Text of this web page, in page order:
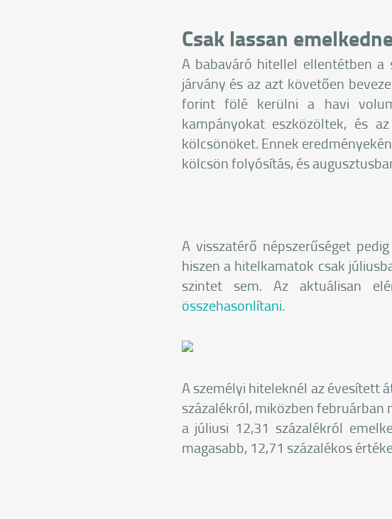
Csak lassan
A babaváró hitellel ellentétben
járvány és az azt követően
forint fölé kerülni a havi
kampányokat eszközöltek, és
kölcsönöket. Ennek
kölcsön folyósítás, és
A visszatérő népszerűséget
hiszen a hitelkamatok csak
szintet sem. Az aktuálisan
összehasonlítani.
A személyi hiteleknél az évesített
százalékról, miközben februárban
a júliusi 12,31 százalékról
magasabb, 12,71 százalékos